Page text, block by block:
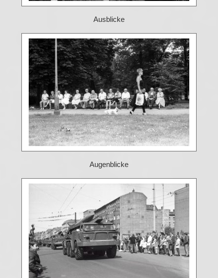
Ausblicke
Augenblicke